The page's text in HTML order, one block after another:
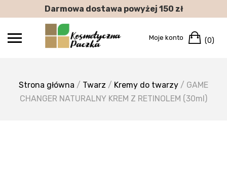
to
Darmowa dostawa powyżej 150 zł
Moje konto (0)
Strona główna / Twarz / Kremy do twarzy / GAME
CHANGER NATURALNY KREM Z RETINOLEM (30ml)